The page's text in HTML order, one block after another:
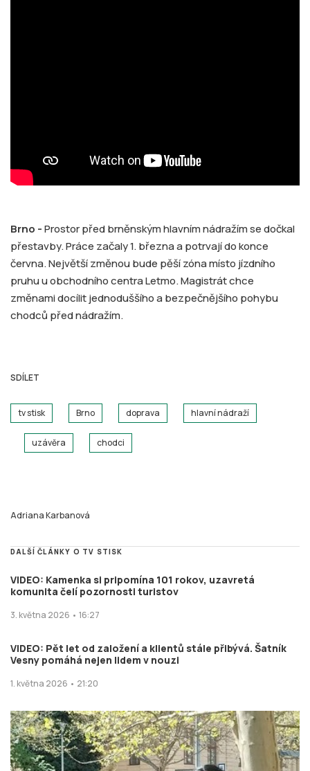
Brno -Prostor před brněnským hlavním nádražím se dočkal
přestavby. Práce začaly 1. března a potrvají do konce
června. Největší změnou bude pěší zóna místo jízdního
pruhu u obchodního centra Letmo. Magistrát chce
změnami docílit jednoduššího a bezpečnějšího pohybu
chodců před nádražím.
SDÍLET
tv stisk Brno doprava hlavní nádraží
uzávěra chodci
Adriana Karbanová
DALŠÍ ČLÁNKY O TV STISK
VIDEO: Kamenka si pripomína 101 rokov, uzavretá
komunita čelí pozornosti turistov
3. května 2026 • 16:27
VIDEO: Pět let od založení a klientů stále přibývá. Šatník
Vesny pomáhá nejen lidem v nouzi
1. května 2026 • 21:20